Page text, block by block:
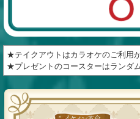
★テイクアウトはカラオケのご利用
★プレゼントのコースターはランダ